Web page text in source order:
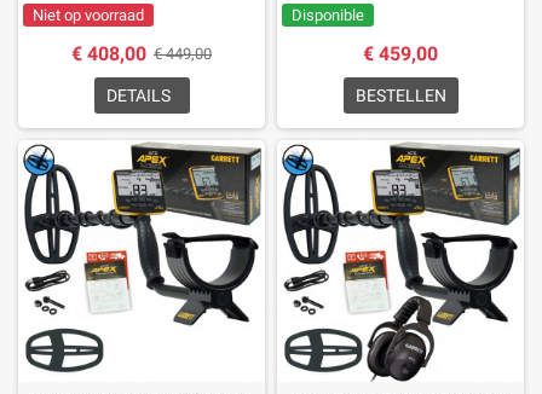
Niet op voorraad
€ 408,00 € 449,00
DETAILS
Disponible
€ 459,00
BESTELLEN